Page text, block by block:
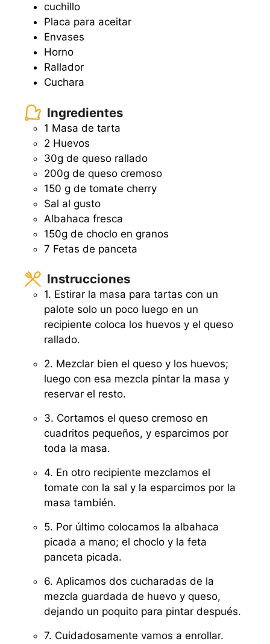
cuchillo
Placa para aceitar
Envases
Horno
Rallador
Cuchara
Ingredientes
1 Masa de tarta
2 Huevos
30g de queso rallado
200g de queso cremoso
150 g de tomate cherry
Sal al gusto
Albahaca fresca
150g de choclo en granos
7 Fetas de panceta
Instrucciones
1. Estirar la masa para tartas con un
palote solo un poco luego en un
recipiente coloca los huevos y el queso
rallado.
2. Mezclar bien el queso y los huevos;
luego con esa mezcla pintar la masa y
reservar el resto.
3. Cortamos el queso cremoso en
cuadritos pequeños, y esparcimos por
toda la masa.
4. En otro recipiente mezclamos el
tomate con la sal y la esparcimos por la
masa también.
5. Por último colocamos la albahaca
picada a mano; el choclo y la feta
panceta picada.
6. Aplicamos dos cucharadas de la
mezcla guardada de huevo y queso,
dejando un poquito para pintar después.
7. Cuidadosamente vamos a enrollar.